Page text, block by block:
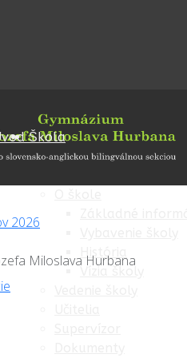
Škola
História
Miloslava Hurbana